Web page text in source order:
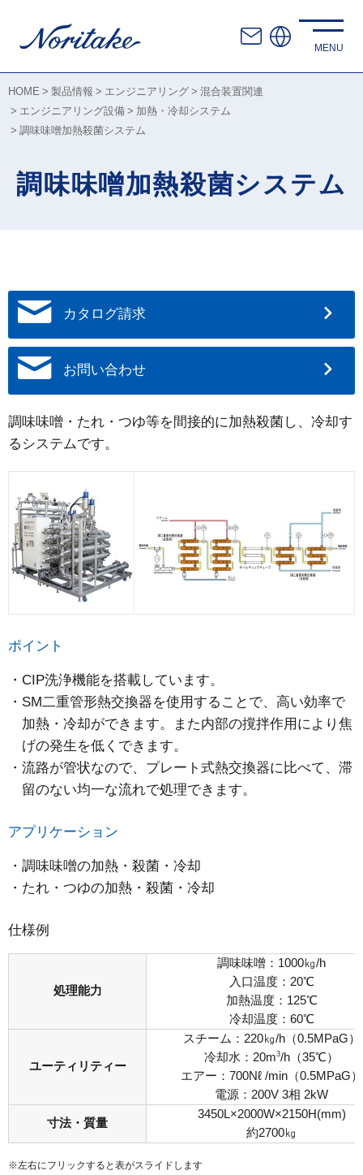
HOME 製品情報 エンジニアリング
混合装置関連
エンジニアリング設備
加熱・冷却システム
調味味噌加熱殺菌システム
調味味噌加熱殺菌システム
カタログ請求
お問い合わせ
調味味噌・たれ・つゆ等を間接的に加熱殺菌し、冷却す
るシステムです。
ポイント
CIP洗浄機能を搭載しています。
SM二重管形熱交換器を使用することで、高い効率で
加熱・冷却ができます。また内部の撹拌作用により焦
げの発生を低くできます。
流路が管状なので、プレート式熱交換器に比べて、滞
留のない均一な流れで処理できます。
アプリケーション
調味味噌の加熱・殺菌・冷却
たれ・つゆの加熱・殺菌・冷却
仕様例
処理能力
調味味噌：1000㎏/h
入口温度：20℃
加熱温度：125℃
冷却温度：60℃
ユーティリティー
スチーム：220㎏/h（0.5MPaG）
冷却水：20m3/h（35℃）
エアー：700Nℓ /min（0.5MPaG）
電源：200V 3相 2kW
寸法・質量
3450L×2000W×2150H(mm)
約2700㎏
※左右にフリックすると表がスライドします